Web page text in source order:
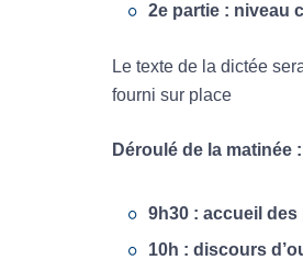
2e partie : niveau
Le texte de la dictée
fourni sur place
Déroulé de la matinée :
9h30: accueil des
10h : discours